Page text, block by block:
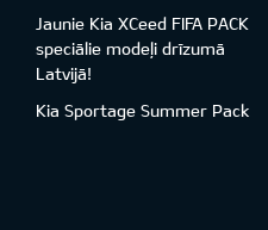
Jaunie Kia XCeed FIFA PACK
speciālie modeļi drīzumā
Latvijā!
Kia Sportage Summer Pack